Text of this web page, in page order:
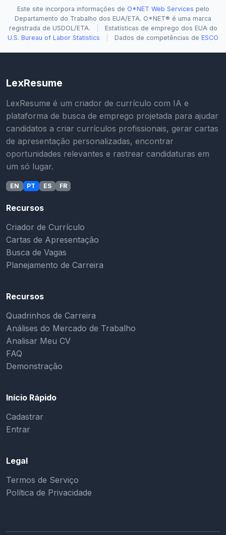
Este site incorpora informações de O*NET Web Services pelo
Departamento do Trabalho dos EUA/ETA. O*NET® é uma marca
registrada de USDOL/ETA.
Estatísticas de emprego dos EUA do
U.S. Bureau of Labor Statistics
Dados de competências de ESCO
LexResume
LexResume é um criador de currículo com IA e
plataforma de busca de emprego projetada para ajudar
candidatos a criar currículos profissionais, gerar cartas
de apresentação personalizadas, encontrar
oportunidades relevantes e rastrear candidaturas em
um só lugar.
EN PT ES FR
Recursos
Criador de Currículo
Cartas de Apresentação
Busca de Vagas
Planejamento de Carreira
Recursos
Quadrinhos de Carreira
Análises do Mercado de Trabalho
Analisar Meu CV
FAQ
Demonstração
Início Rápido
Cadastrar
Entrar
Legal
Termos de Serviço
Política de Privacidade